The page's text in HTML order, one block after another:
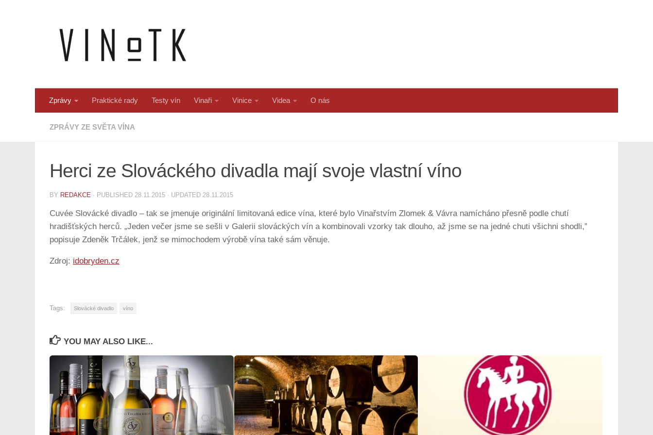
Zprávy Praktické rady Testy vín Vinaři Vinice Videa O nás
ZPRÁVY ZE SVĚTA VÍNA
Herci ze Slováckého divadla mají svoje vlastní víno
BY REDAKCE · PUBLISHED 28.11.2015 · UPDATED 28.11.2015
Cuvée Slovácké divadlo – tak se jmenuje originální limitovaná edice vína, které bylo Vinařstvím Zlomek & Vávra namícháno přesně podle chutí
hradišťských herců. „Jeden večer jsme se sešli v Galerii slováckých vín a kombinovali vzorky tak dlouho, až jsme se na jedné chuti všichni shodli,”
popisuje Zdeněk Trčálek, jenž se mimochodem výrobě vína také sám věnuje.
Zdroj: idobryden.cz
Tags: Slovácké divadlo víno
YOU MAY ALSO LIKE...